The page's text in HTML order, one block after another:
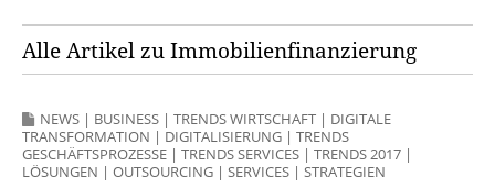
Alle Artikel zu Immobilienfinanzierung
NEWS | BUSINESS | TRENDS WIRTSCHAFT | DIGITALE
TRANSFORMATION | DIGITALISIERUNG | TRENDS
GESCHÄFTSPROZESSE | TRENDS SERVICES | TRENDS 2017 |
LÖSUNGEN | OUTSOURCING | SERVICES | STRATEGIEN